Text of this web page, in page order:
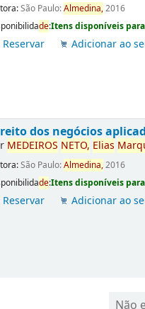
São Paulo:Almedina,2016
de:Itens disponíveis
Reservar Adicionar ao
dos negócios
MEDEIROS NETO, Elias
São Paulo:Almedina,2016
de:Itens disponíveis
Reservar Adicionar ao